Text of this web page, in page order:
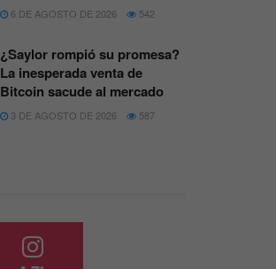
6 DE AGOSTO DE 2026 542
¿Saylor rompió su promesa?
La inesperada venta de
Bitcoin sacude al mercado
3 DE AGOSTO DE 2026 587